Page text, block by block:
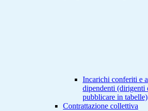
Incarichi conferiti e
dipendenti (dirigenti
pubblicare in tabelle)
Contrattazione collettiva